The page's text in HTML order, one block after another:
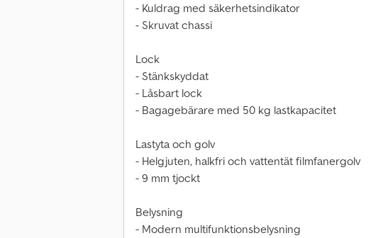
- Kuldrag med säkerhetsindikator
- Skruvat chassi
Lock
- Stänkskyddat
- Låsbart lock
- Bagagebärare med 50 kg lastkapacitet
Lastyta och golv
- Helgjuten, halkfri och vattentät filmfanergolv
- 9 mm tjockt
Belysning
- Modern multifunktionsbelysning